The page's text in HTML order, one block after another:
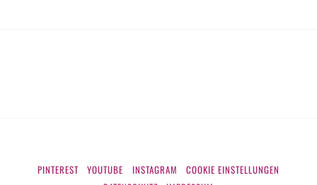
PINTEREST YOUTUBE INSTAGRAM
COOKIE EINSTELLUNGEN